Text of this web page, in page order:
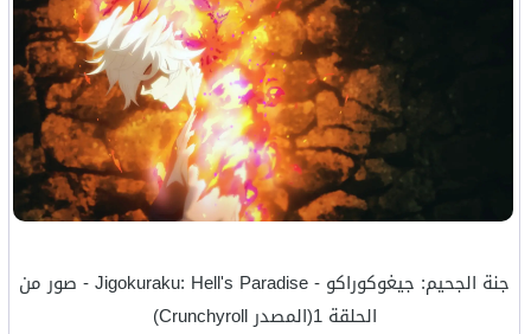
جنة الجحيم: جيغوكوراكو - Jigokuraku: Hell's Paradise - صور من
الحلقة 1(المصدر Crunchyroll)